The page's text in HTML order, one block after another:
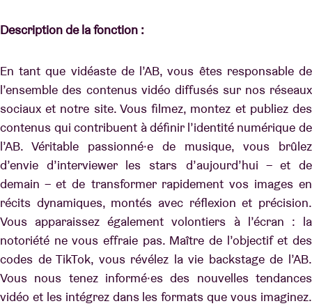
Description de la fonction :
En tant que vidéaste de l’AB, vous êtes responsable de
l’ensemble des contenus vidéo diffusés sur nos réseaux
sociaux et notre site. Vous filmez, montez et publiez des
contenus qui contribuent à définir l’identité numérique de
l’AB. Véritable passionné·e de musique, vous brûlez
d’envie d’interviewer les stars d’aujourd’hui – et de
demain – et de transformer rapidement vos images en
récits dynamiques, montés avec réflexion et précision.
Vous apparaissez également volontiers à l’écran : la
notoriété ne vous effraie pas. Maître de l’objectif et des
codes de TikTok, vous révélez la vie backstage de l’AB.
Vous nous tenez informé·es des nouvelles tendances
vidéo et les intégrez dans les formats que vous imaginez.